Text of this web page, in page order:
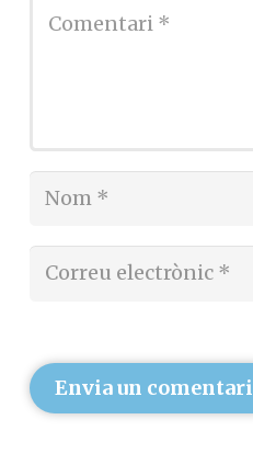
Envia un comentari